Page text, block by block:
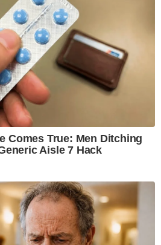
Comes True: Men Ditching
Aisle 7 Hack